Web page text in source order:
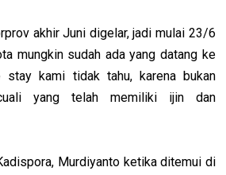
akhir Juni digelar, jadi mulai 23/6
mungkin sudah ada yang datang ke
stay kami tidak tahu, karena bukan
yang telah memiliki ijin dan
Murdiyanto ketika ditemui di